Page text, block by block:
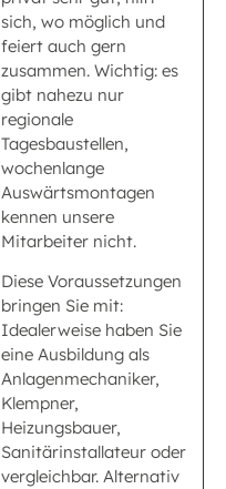
sich, wo möglich und
feiert auch gern
zusammen. Wichtig: es
gibt nahezu nur
regionale
Tagesbaustellen,
wochenlange
Auswärtsmontagen
kennen unsere
Mitarbeiter nicht.
Diese Voraussetzungen
bringen Sie mit:
Idealerweise haben Sie
eine Ausbildung als
Anlagenmechaniker,
Klempner,
Heizungsbauer,
Sanitärinstallateur oder
vergleichbar. Alternativ